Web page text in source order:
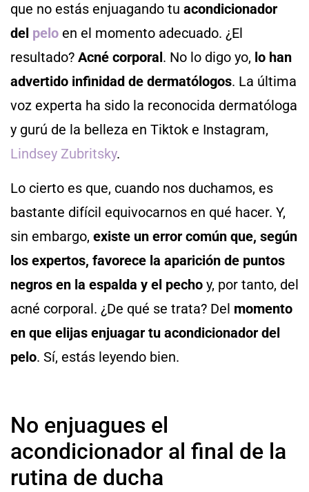
que no estás enjuagando tu acondicionador
del pelo en el momento adecuado. ¿El
resultado? Acné corporal . No lo digo yo, lo han
advertido infinidad de dermatólogos. La última
voz experta ha sido la reconocida dermatóloga
y gurú de la belleza en Tiktok e Instagram,
Lindsey Zubritsky.
Lo cierto es que, cuando nos duchamos, es
bastante difícil equivocarnos en qué hacer. Y,
sin embargo, existe un error común que, según
los expertos, favorece la aparición de puntos
negros en la espalda y el pecho y, por tanto, del
acné corporal. ¿De qué se trata? Del momento
en que elijas enjuagar tu acondicionador del
pelo. Sí, estás leyendo bien.
No enjuagues el
acondicionador al final de la
rutina de ducha